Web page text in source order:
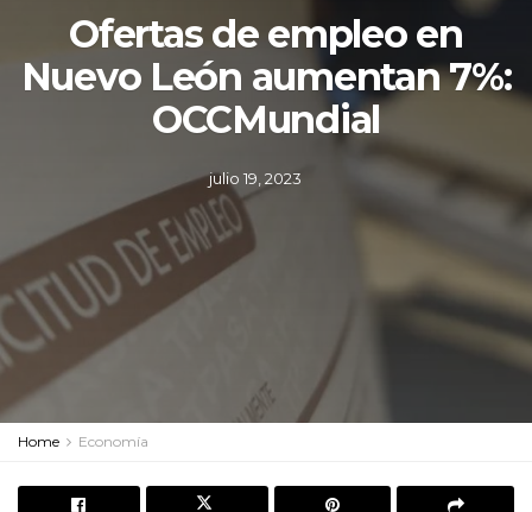
Ofertas de empleo en
Nuevo León aumentan 7%:
OCCMundial
julio 19, 2023
Home Economía